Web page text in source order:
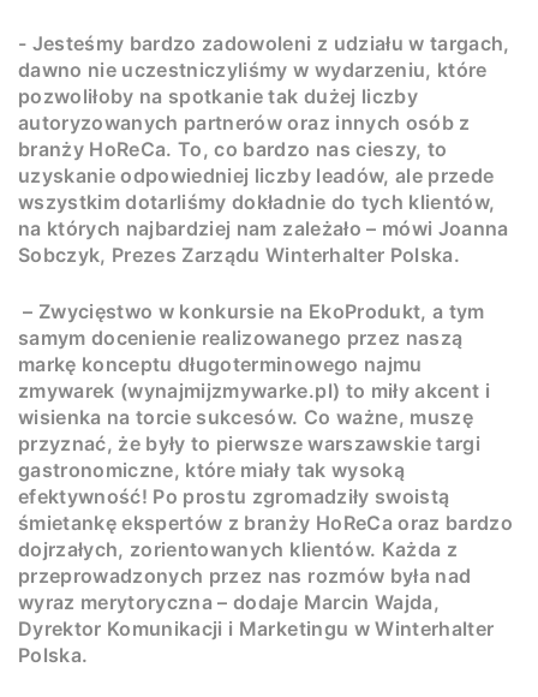
- Jesteśmy bardzo zadowoleni z udziału w targach,
dawno nie uczestniczyliśmy w wydarzeniu, które
pozwoliłoby na spotkanie tak dużej liczby
autoryzowanych partnerów oraz innych osób z
branży HoReCa. To, co bardzo nas cieszy, to
uzyskanie odpowiedniej liczby leadów, ale przede
wszystkim dotarliśmy dokładnie do tych klientów,
na których najbardziej nam zależało – mówi Joanna
Sobczyk, Prezes Zarządu Winterhalter Polska.
– Zwycięstwo w konkursie na EkoProdukt, a tym
samym docenienie realizowanego przez naszą
markę konceptu długoterminowego najmu
zmywarek (wynajmijzmywarke.pl) to miły akcent i
wisienka na torcie sukcesów. Co ważne, muszę
przyznać, że były to pierwsze warszawskie targi
gastronomiczne, które miały tak wysoką
efektywność! Po prostu zgromadziły swoistą
śmietankę ekspertów z branży HoReCa oraz bardzo
dojrzałych, zorientowanych klientów. Każda z
przeprowadzonych przez nas rozmów była nad
wyraz merytoryczna – dodaje Marcin Wajda,
Dyrektor Komunikacji i Marketingu w Winterhalter
Polska.